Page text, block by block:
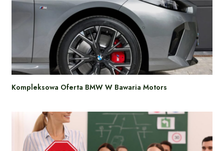
Kompleksowa Oferta BMW W Bawaria Motors